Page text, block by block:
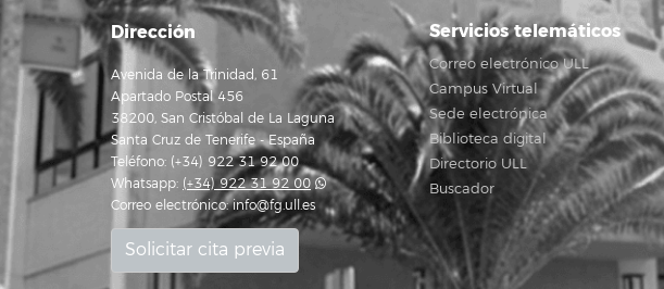
Dirección
Avenida de la Trinidad, 61
Apartado Postal 456
38200, San Cristóbal de La Laguna
Santa Cruz de Tenerife - España
Teléfono: (+34) 922 31 92 00
Whatsapp: (+34) 922 31 92 00
Correo electrónico:info@fg.ull.es
Solicitar cita previa
Servicios telemáticos
Correo electrónico ULL
Campus Virtual
Sede electrónica
Biblioteca digital
Directorio ULL
Buscador